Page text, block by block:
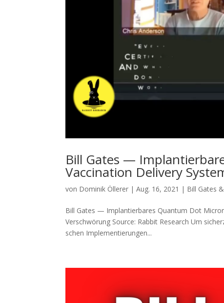
Bill Gates —
Vaccination Delivery
von Dominik Öllerer |Aug. 16, 2021 | Bill Gates
Bill Gates — Implantierbares Quantum Dot
Verschwörung Source: Rab­bit Research Um
schen Imple­men­tie­run­gen...